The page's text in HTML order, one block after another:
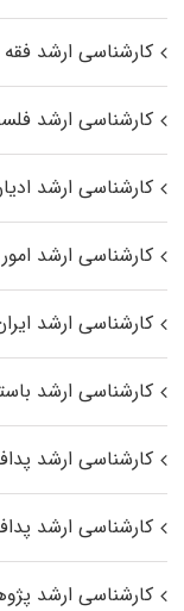
کارشناسی ارشد
کارشناسی ارشد
کارشناسی ارشد
کارشناسی ارشد
کارشناسی ارشد
کارشناسی ارشد
کارشناسی ارشد
کارشناسی ارشد
کارشناسی ارشد